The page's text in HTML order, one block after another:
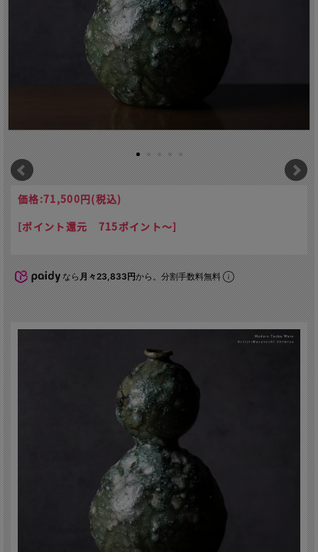
価格:71,500円(税込)
[ポイント還元 715ポイント～]
なら月々23,833円から。分割手数料無料